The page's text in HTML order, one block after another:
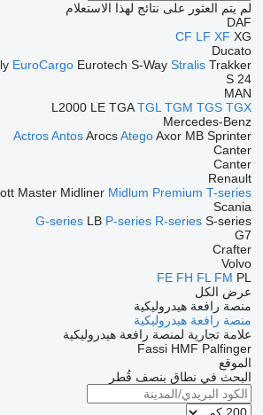
لم يتم العثور على نتائج لهذا الاستعلام
DAF
CF LF XF XG
Ducato
EuroCargo Eurotech S-Way Stralis Trakker
S 24
MAN
L2000 LE TGA TGL TGM TGS TGX
Mercedes-Benz
Actros Antos Arocs Atego Axor MB Sprinter
Canter
Canter
Renault
Master Midliner Midlum Premium T-series
Scania
G-series LB P-series R-series S-series
G7
Crafter
Volvo
FE FH FL FM PL
عرض الكل
منصة رافعة هيدروليكية
منصة رافعة هيدروليكية
علامة تجارية لمنصة رافعة هيدروليكية
Fassi HMF Palfinger
الموقع
البحث في نطاق بنصف قُطر